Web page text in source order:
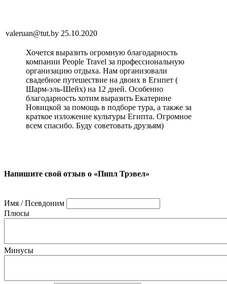
valeruan@tut.by 25.10.2020
Хочется выразить огромную благодарность
компании People Travel за профессиональную
организацию отдыха. Нам организовали
свадебное путешествие на двоих в Египет (
Шарм-эль-Шейх) на 12 дней. Особенно
благодарность хотим выразить Екатерине
Новицкой за помощь в подборе тура, а также за
краткое изложение культуры Египта. Огромное
всем спасибо. Буду советовать друзьям)
Напишите свой отзыв о «Пипл Трэвел»
Имя / Псевдоним
Плюсы
Минусы